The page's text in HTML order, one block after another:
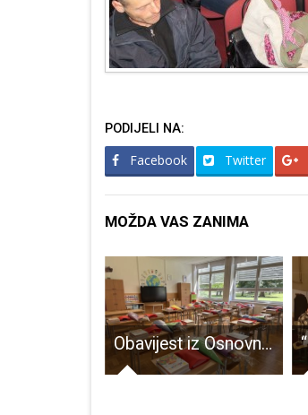
PODIJELI NA:
Facebook Twitter
MOŽDA VAS ZANIMA
Obavijest iz Osnovne škole dr.Jure Turića za učenike i roditelje, u ponedjeljak je prvi dan nove školske godine!!!